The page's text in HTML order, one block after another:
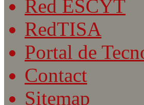
Red ESCYT
RedTISA
Portal de
Contact
Sitemap